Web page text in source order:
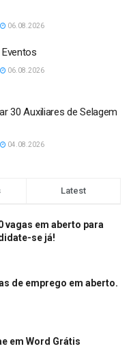
06.08.2026
06.08.2026
30 Auxiliares de Selagem
04.08.2026
Latest
vagas em aberto para
se já!
de emprego em aberto.
em Word Grátis